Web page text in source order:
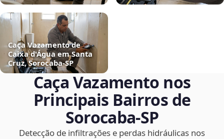
Caça Vazamento de
Caixa d'Água em Santa
Cruz, Sorocaba‑SP
Caça Vazamento nos
Principais Bairros de
Sorocaba‑SP
Detecção de infiltrações e perdas hidráulicas nos